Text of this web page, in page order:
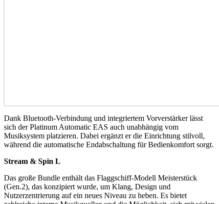
Dank Bluetooth-Verbindung und integriertem Vorverstärker lässt
sich der Platinum Automatic EAS auch unabhängig vom
Musiksystem platzieren. Dabei ergänzt er die Einrichtung stilvoll,
während die automatische Endabschaltung für Bedienkomfort sorgt.
Stream & Spin L
Das große Bundle enthält das Flaggschiff-Modell Meisterstück
(Gen.2), das konzipiert wurde, um Klang, Design und
Nutzerzentrierung auf ein neues Niveau zu heben. Es bietet